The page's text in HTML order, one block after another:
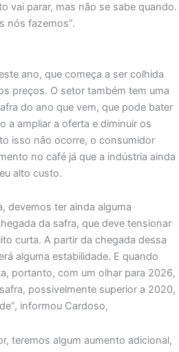
vai parar, mas não se sabe quando.
nós fazemos”.
ano, que começa a ser colhida
preços. O setor também tem uma
do ano que vem, que pode bater
a ampliar a oferta e diminuir os
isso não ocorre, o consumidor
no café já que a indústria ainda
alto custo.
devemos ter ainda alguma
da safra, que deve tensionar
curta. A partir da chegada dessa
alguma estabilidade. E quando
portanto, com um olhar para 2026,
possivelmente superior a 2020,
informou Cardoso,
teremos algum aumento adicional,